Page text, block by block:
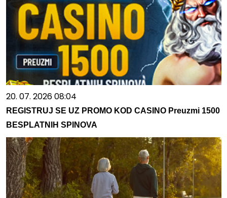
20. 07. 2026 08:04
REGISTRUJ SE UZ PROMO KOD CASINO Preuzmi 1500
BESPLATNIH SPINOVA